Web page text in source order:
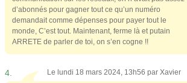
d’abonnés pour gagner tout ce qu’un numéro
demandait comme dépenses pour payer tout le
monde, C’est tout. Maintenant, ferme là et putain
ARRETE de parler de toi, on s’en cogne !!
4. Le lundi 18 mars 2024, 13h56 par Xavier